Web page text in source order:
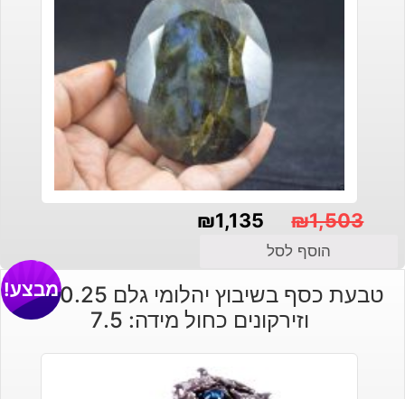
₪1,503
המקורי
היה:
₪1,135
הנוכחי
הוא:
הוסף לסל
טבעת כסף בשיבוץ יהלומי גלם 0.25 קרט
וזירקונים כחול מידה: 7.5
מבצע!